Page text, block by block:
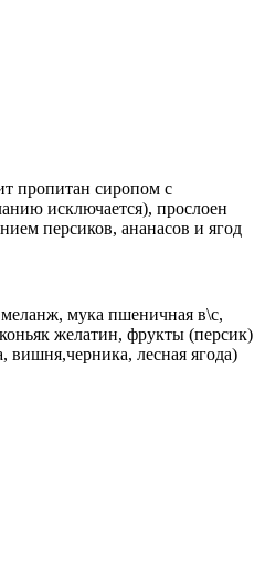
пропитан сиропом с
исключается), прослоен
персиков, ананасов и ягод
мука пшеничная в\с,
желатин, фрукты (персик)
лесная ягода)